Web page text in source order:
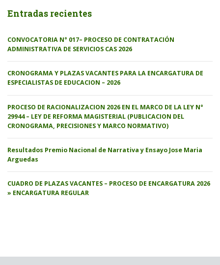
Entradas recientes
CONVOCATORIA N° 017– PROCESO DE CONTRATACIÓN
ADMINISTRATIVA DE SERVICIOS CAS 2026
CRONOGRAMA Y PLAZAS VACANTES PARA LA ENCARGATURA DE
ESPECIALISTAS DE EDUCACION – 2026
PROCESO DE RACIONALIZACION 2026 EN EL MARCO DE LA LEY N°
29944 – LEY DE REFORMA MAGISTERIAL (PUBLICACION DEL
CRONOGRAMA, PRECISIONES Y MARCO NORMATIVO)
Resultados Premio Nacional de Narrativa y Ensayo Jose Maria
Arguedas
CUADRO DE PLAZAS VACANTES – PROCESO DE ENCARGATURA 2026
» ENCARGATURA REGULAR